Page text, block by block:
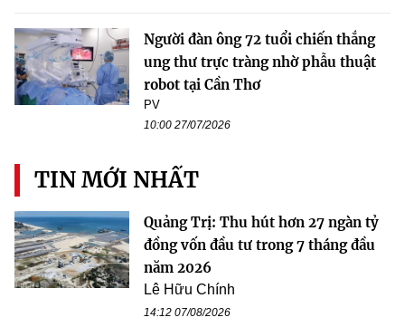
Người đàn ông 72 tuổi chiến thắng
ung thư trực tràng nhờ phẫu thuật
robot tại Cần Thơ
PV
10:00 27/07/2026
TIN MỚI NHẤT
Quảng Trị: Thu hút hơn 27 ngàn tỷ
đồng vốn đầu tư trong 7 tháng đầu
năm 2026
Lê Hữu Chính
14:12 07/08/2026